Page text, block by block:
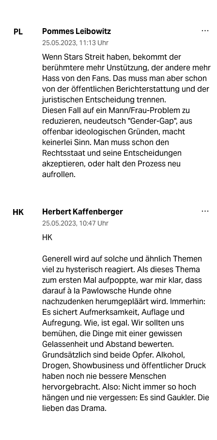
PL Pommes Leibowitz
25.05.2023, 11:13 Uhr
Wenn Stars Streit haben, bekommt der
berühmtere mehr Unstützung, der andere mehr
Hass von den Fans. Das muss man aber schon
von der öffentlichen Berichterstattung und der
juristischen Entscheidung trennen.
Diesen Fall auf ein Mann/Frau-Problem zu
reduzieren, neudeutsch "Gender-Gap", aus
offenbar ideologischen Gründen, macht
keinerlei Sinn. Man muss schon den
Rechtsstaat und seine Entscheidungen
akzeptieren, oder halt den Prozess neu
aufrollen.
HK Herbert Kaffenberger
25.05.2023, 10:47 Uhr
HK
Generell wird auf solche und ähnlich Themen
viel zu hysterisch reagiert. Als dieses Thema
zum ersten Mal aufpoppte, war mir klar, dass
darauf à la Pawlowsche Hunde ohne
nachzudenken herumgepläärt wird. Immerhin:
Es sichert Aufmerksamkeit, Auflage und
Aufregung. Wie, ist egal. Wir sollten uns
bemühen, die Dinge mit einer gewissen
Gelassenheit und Abstand bewerten.
Grundsätzlich sind beide Opfer. Alkohol,
Drogen, Showbusiness und öffentlicher Druck
haben noch nie bessere Menschen
hervorgebracht. Also: Nicht immer so hoch
hängen und nie vergessen: Es sind Gaukler. Die
lieben das Drama.